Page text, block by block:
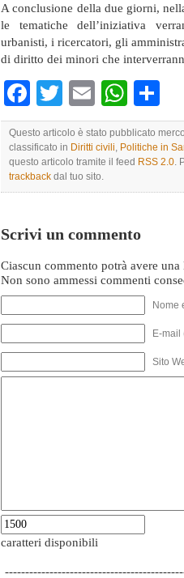
A conclusione della due giorni,
le tematiche dell’iniziativa
urbanisti, i ricercatori, gli
di diritto dei minori che
Facebook
TwitterEmail
Questo articolo è stato pubblicato
classificato in Diritti civili, Politiche in
questo articolo tramite il feed RSS 2.0.
trackback dal tuo sito.
Scrivi un commento
Ciascun commento potrà avere
Non sono ammessi commenti
Nome
E-
Sito
caratteri disponibili